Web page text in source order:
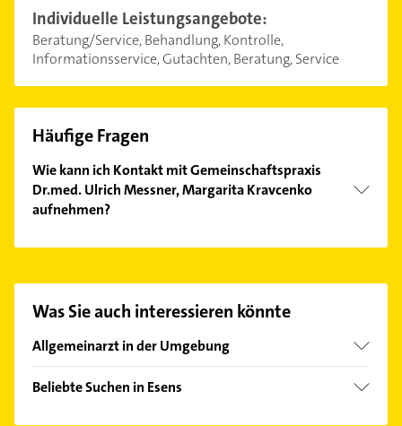
Individuelle Leistungsangebote:
Beratung/Service, Behandlung, Kontrolle,
Informationsservice, Gutachten, Beratung, Service
Häufige Fragen
Wie kann ich Kontakt mit Gemeinschaftspraxis
Dr.med. Ulrich Messner, Margarita Kravcenko
aufnehmen?
unserem Kontaktdaten-Bereich auswählen. Hier
finden Sie alle Kontaktdaten
Was Sie auch interessieren könnte
Allgemeinarzt in der Umgebung
Wittmund
Beliebte Suchen in Esens